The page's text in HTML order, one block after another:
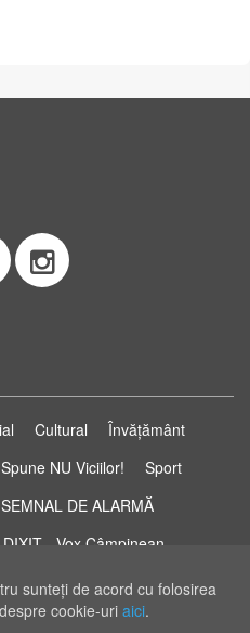
sunteţi de acord cu folosirea
cookie-uriaici.
Cultural
Învățământ
NU Viciilor!
Sport
SEMNAL DE ALARMĂ
- Vox Câmpinean
STUDIO ELECTORAL